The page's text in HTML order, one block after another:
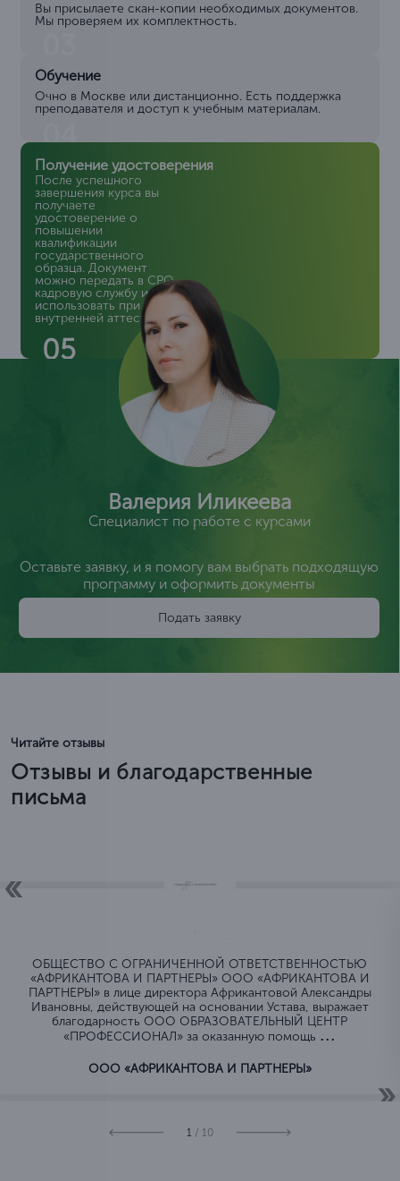
Вы присылаете скан-копии необходимых документов.
Мы проверяем их комплектность.
Обучение
Очно в Москве или дистанционно. Есть поддержка
преподавателя и доступ к учебным материалам.
04
Получение удостоверения
После успешного
завершения курса вы
получаете
удостоверение о
повышении
квалификации
государственного
образца. Документ
можно передать в СРО,
кадровую службу или
использовать при
внутренней аттестации.
05
Валерия Иликеева
Специалист по работе с курсами
Оставьте заявку, и я помогу вам выбрать подходящую
программу и оформить документы
Подать заявку
Читайте отзывы
Отзывы и благодарственные
письма
ОБЩЕСТВО C ОГРАНИЧЕННОЙ ОТВЕТСТВЕННОСТЬЮ
«АФРИКАНТОВА И ПАРТНЕРЫ» ООО «АФРИКАНТОВА И
ПАРТНЕРЫ» в лице директора Африкантовой Александры
Ивановны, действующей на основании Устава, выражает
благодарность ООО ОБРАЗОВАТЕЛЬНЫЙ ЦЕНТР
«ПРОФЕССИОНАЛ» за оказанную помощь ...
ООО «АФРИКАНТОВА И ПАРТНЕРЫ»
1 / 10